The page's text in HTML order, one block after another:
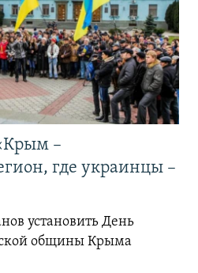
–
где украинцы –
установить День
общины Крыма